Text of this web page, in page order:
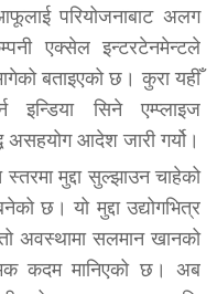
परियोजनाबाट अलग
एक्सेल इन्टरटेनमेन्टले
बताइएको छ। कुरा यहीँ
सिने एम्प्लाइज
असहयोग आदेश जारी गर्यो।
मुद्दा सुल्झाउन चाहेको
छ। यो मुद्दा उद्योगभित्र
अवस्थामा सलमान खानको
कदम मानिएको छ। अब